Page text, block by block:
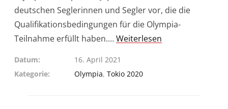
deutschen Seglerinnen und Segler vor, die die
Qualifikationsbedingungen für die Olympia-
Teilnahme erfüllt haben.…Weiterlesen
Datum
16. April 2021
Kategorie
Olympia, Tokio 2020